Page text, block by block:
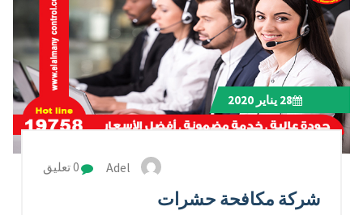
28يناير 2020
Adel 0 تعليق
شركة مكافحة حشرات